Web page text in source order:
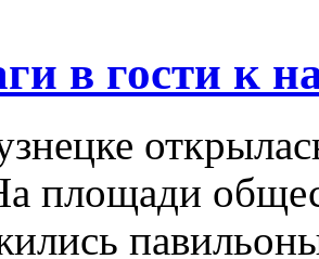
в гости к
площади